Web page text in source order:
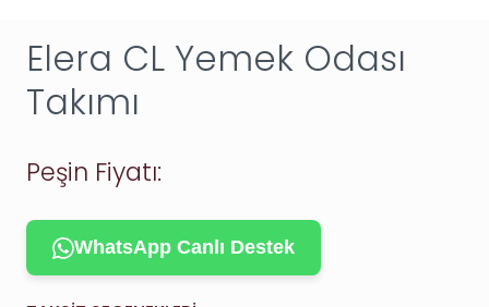
Elera CL Yemek Odası
Takımı
Peşin Fiyatı:
WhatsApp Canlı Destek